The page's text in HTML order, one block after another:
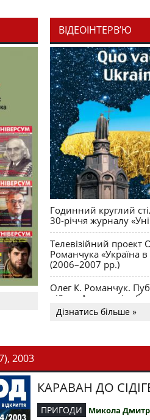
СЛОВО
ВІДЕОІНТЕРВ’Ю
Годинний круглий
30-річчя журналу
Телевізійний проект
Романчука «Україна в
(2006–2007 рр.)
Олег К. Романчук.
війни. Акценти і табу
Дізнатись більше »
2003
КАРАВАН ДО
ПРИГОДИ Микола